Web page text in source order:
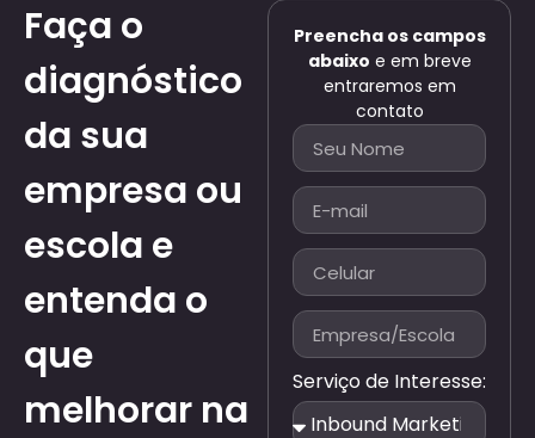
Faça o
diagnóstico
da sua
empresa ou
escola e
entenda o
que
melhorar na
Preencha os campos
abaixo e em breve
entraremos em
contato
Serviço de Interesse: